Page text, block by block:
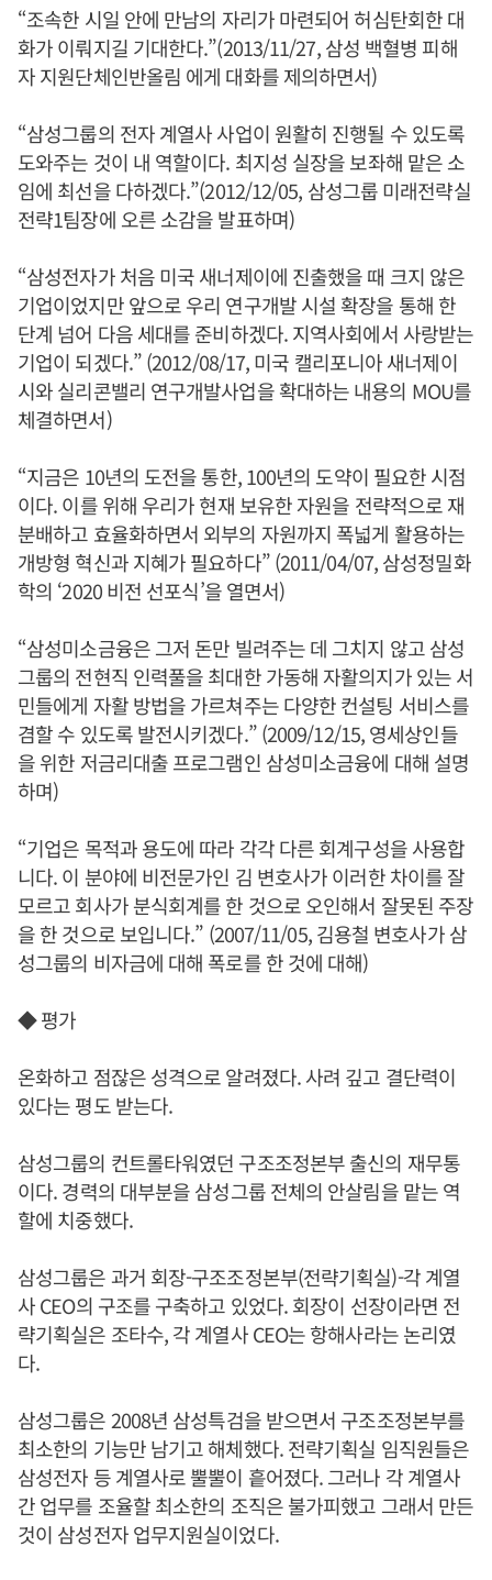
“조속한 시일 안에 만남의 자리가 마련되어 허심탄회한 대
화가 이뤄지길 기대한다.”(2013/11/27, 삼성 백혈병 피해
자 지원단체인반올림 에게 대화를 제의하면서)
“삼성그룹의 전자 계열사 사업이 원활히 진행될 수 있도록
도와주는 것이 내 역할이다. 최지성 실장을 보좌해 맡은 소
임에 최선을 다하겠다.”(2012/12/05, 삼성그룹 미래전략실
전략1팀장에 오른 소감을 발표하며)
“삼성전자가 처음 미국 새너제이에 진출했을 때 크지 않은
기업이었지만 앞으로 우리 연구개발 시설 확장을 통해 한
단계 넘어 다음 세대를 준비하겠다. 지역사회에서 사랑받는
기업이 되겠다.” (2012/08/17, 미국 캘리포니아 새너제이
시와 실리콘밸리 연구개발사업을 확대하는 내용의 MOU를
체결하면서)
“지금은 10년의 도전을 통한, 100년의 도약이 필요한 시점
이다. 이를 위해 우리가 현재 보유한 자원을 전략적으로 재
분배하고 효율화하면서 외부의 자원까지 폭넓게 활용하는
개방형 혁신과 지혜가 필요하다” (2011/04/07, 삼성정밀화
학의 ‘2020 비전 선포식’을 열면서)
“삼성미소금융은 그저 돈만 빌려주는 데 그치지 않고 삼성
그룹의 전현직 인력풀을 최대한 가동해 자활의지가 있는 서
민들에게 자활 방법을 가르쳐주는 다양한 컨설팅 서비스를
겸할 수 있도록 발전시키겠다.” (2009/12/15, 영세상인들
을 위한 저금리대출 프로그램인 삼성미소금융에 대해 설명
하며)
“기업은 목적과 용도에 따라 각각 다른 회계구성을 사용합
니다. 이 분야에 비전문가인 김 변호사가 이러한 차이를 잘
모르고 회사가 분식회계를 한 것으로 오인해서 잘못된 주장
을 한 것으로 보입니다.” (2007/11/05, 김용철 변호사가 삼
성그룹의 비자금에 대해 폭로를 한 것에 대해)
◆ 평가
온화하고 점잖은 성격으로 알려졌다. 사려 깊고 결단력이
있다는 평도 받는다.
삼성그룹의 컨트롤타워였던 구조조정본부 출신의 재무통
이다. 경력의 대부분을 삼성그룹 전체의 안살림을 맡는 역
할에 치중했다.
삼성그룹은 과거 회장-구조조정본부(전략기획실)-각 계열
사 CEO의 구조를 구축하고 있었다. 회장이 선장이라면 전
략기획실은 조타수, 각 계열사 CEO는 항해사라는 논리였
다.
삼성그룹은 2008년 삼성특검을 받으면서 구조조정본부를
최소한의 기능만 남기고 해체했다. 전략기획실 임직원들은
삼성전자 등 계열사로 뿔뿔이 흩어졌다. 그러나 각 계열사
간 업무를 조율할 최소한의 조직은 불가피했고 그래서 만든
것이 삼성전자 업무지원실이었다.